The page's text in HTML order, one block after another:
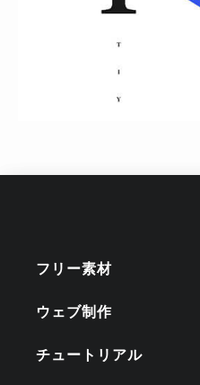
フリー素材
ウェブ制作
チュートリアル